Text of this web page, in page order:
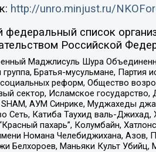
http://unro.minjust.ru/
список
Российской
Маджлисуль Шура
Братья-мусульмане,
реформ, Общество
сектор, Исламское
SHAM, АУМ Синрике, Муджахеды
Сеть, Катиба Таухид валь-Джихад,
пахарь”, Колумбайн,
Номана Челебиджихана, Азов,
Белхороев, Маньяки Культ